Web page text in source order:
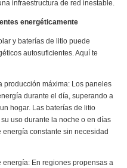
infraestructura de red inestable.
energéticamente
y baterías de litio puede
autosuficientes. Aquí te
producción máxima: Los paneles
durante el día, superando a
hogar. Las baterías de litio
uso durante la noche o en días
constante sin necesidad
En regiones propensas a